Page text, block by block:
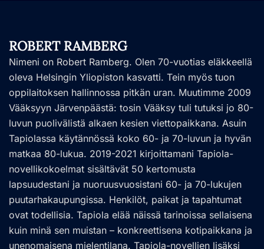
ROBERT RAMBERG
Nimeni on Robert Ramberg. Olen 70-vuotias eläkkeellä
oleva Helsingin Yliopiston kasvatti. Tein myös tuon
oppilaitoksen hallinnossa pitkän uran. Muutimme 2009
Vääksyyn Järvenpäästä: tosin Vääksy tuli tutuksi jo 80-
luvun puolivälistä alkaen kesien viettopaikkana. Asuin
Tapiolassa käytännössä koko 60- ja 70-luvun ja hyvän
matkaa 80-lukua. 2019-2021 kirjoittamani Tapiola-
novellikokoelmat sisältävät 50 kertomusta
lapsuudestani ja nuoruusvuosistani 60- ja 70-lukujen
puutarhakaupungissa. Henkilöt, paikat ja tapahtumat
ovat todellisia. Tapiola elää näissä tarinoissa sellaisena
kuin minä sen muistan – konkreettisena kotipaikkana ja
unenomaisena mielentilana. Tapiola-novellien lisäksi